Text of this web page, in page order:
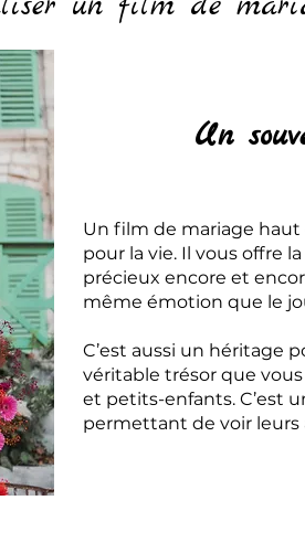
Un
Un film de mariage
pour la vie. Il vous offre
précieux encore et
même émotion que le
C’est aussi un héritage
véritable trésor que
et petits-enfants. C’est
permettant de voir leurs